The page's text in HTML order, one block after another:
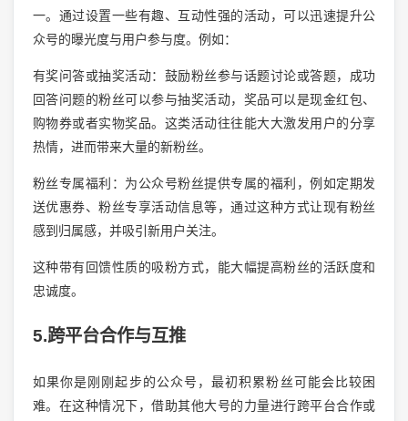
一。通过设置一些有趣、互动性强的活动，可以迅速提升公
众号的曝光度与用户参与度。例如：
有奖问答或抽奖活动：鼓励粉丝参与话题讨论或答题，成功
回答问题的粉丝可以参与抽奖活动，奖品可以是现金红包、
购物券或者实物奖品。这类活动往往能大大激发用户的分享
热情，进而带来大量的新粉丝。
粉丝专属福利：为公众号粉丝提供专属的福利，例如定期发
送优惠券、粉丝专享活动信息等，通过这种方式让现有粉丝
感到归属感，并吸引新用户关注。
这种带有回馈性质的吸粉方式，能大幅提高粉丝的活跃度和
忠诚度。
5.跨平台合作与互推
如果你是刚刚起步的公众号，最初积累粉丝可能会比较困
难。在这种情况下，借助其他大号的力量进行跨平台合作或